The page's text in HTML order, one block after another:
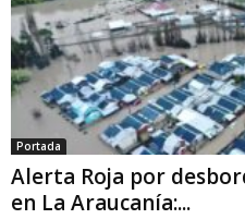
Portada
Alerta Roja por
en La Araucanía:...